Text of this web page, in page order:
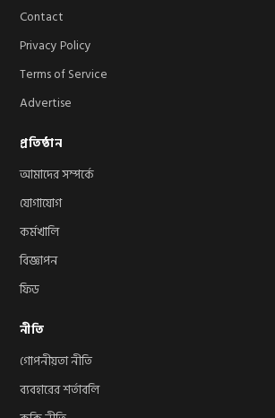
Contact
Privacy Policy
Terms of Service
Advertise
প্রতিষ্ঠান
আমাদের সম্পর্কে
যোগাযোগ
কর্মখালি
বিজ্ঞাপন
ফিড
নীতি
গোপনীয়তা নীতি
ব্যবহারের শর্তাবলি